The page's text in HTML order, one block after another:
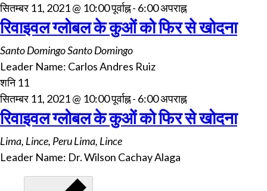
सितम्बर 11, 2021 @ 10:00 पूर्वाह्न- 6:00 अपराह्न
रिवाइवल ग्लोबल के कुओं को फिर से खोदना
Santo DomingoSanto Domingo
Leader Name: Carlos Andres Ruiz
शनि11
सितम्बर 11, 2021 @ 10:00 पूर्वाह्न- 6:00 अपराह्न
रिवाइवल ग्लोबल के कुओं को फिर से खोदना
Lima, Lince, PeruLima, Lince
Leader Name: Dr. Wilson Cachay Alaga